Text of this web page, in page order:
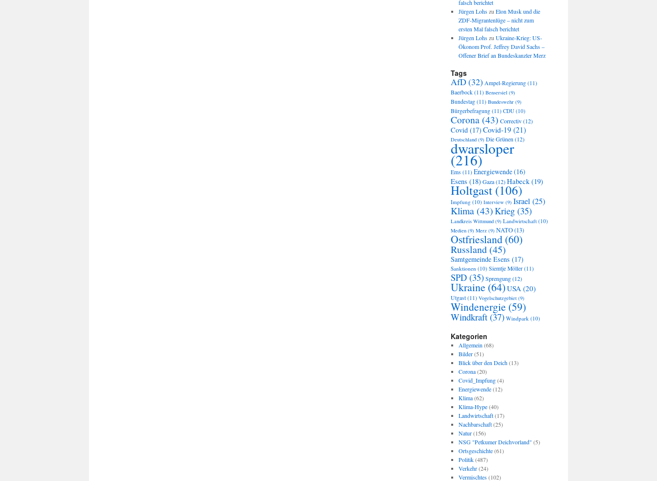
falsch berichtet
Jürgen Lohszu Elon Musk und die
ZDF-Migrantenlüge – nicht zum
ersten Mal falsch berichtet
Jürgen Lohszu Ukraine-Krieg: US-
Ökonom Prof. Jeffrey David Sachs –
Offener Brief an Bundeskanzler Merz
Tags
AfD(32) Ampel-Regierung (11)
Baerbock (11) Bensersiel (9)
Bundestag (11) Bundeswehr (9)
Bürgerbefragung (11) CDU (10)
Corona (43) Correctiv(12)
Covid (17) Covid-19 (21)
Deutschland (9) Die Grünen(12)
dwarsloper
(216)
Ems (11) Energiewende(16)
Esens (18)Gaza(12)Habeck(19)
Holtgast (106)
Impfung (10) Interview (9) Israel (25)
Klima (43)Krieg (35)
Landkreis Wittmund (9) Landwirtschaft (10)
Medien (9) Merz (9) NATO(13)
Ostfriesland (60)
Russland (45)
Samtgemeinde Esens (17)
Sanktionen (10) Siemtje Möller (11)
SPD (35)Sprengung(12)
Ukraine (64)USA (20)
Utgast (11) Vogelschutzgebiet (9)
Windenergie (59)
Windkraft (37) Windpark (10)
Kategorien
Allgemein (68)
Bilder(51)
Blick über den Deich(13)
Corona(20)
Covid_Impfung(4)
Energiewende(12)
Klima(62)
Klima-Hype(40)
Landwirtschaft(17)
Nachbarschaft(25)
Natur(156)
NSG "Petkumer Deichvorland" (5)
Ortsgeschichte(61)
Politik(487)
Verkehr(24)
Vermischtes(102)